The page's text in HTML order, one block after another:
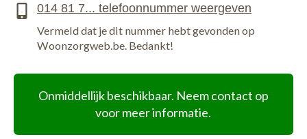
Onmiddellijk beschikbaar. Neem contact op
voor meer informatie.
Vermeld dat je dit nummer hebt gevonden op
Woonzorgweb.be. Bedankt!